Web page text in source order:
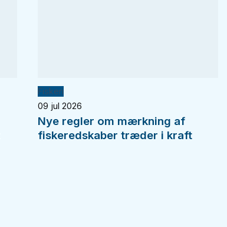
Fiskeri
09 jul 2026
Nye regler om mærkning af
fiskeredskaber træder i kraft